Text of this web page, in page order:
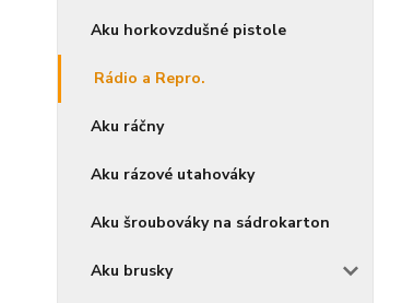
Aku horkovzdušné pistole
Rádio a Repro.
Aku ráčny
Aku rázové utahováky
Aku šroubováky na sádrokarton
Aku brusky